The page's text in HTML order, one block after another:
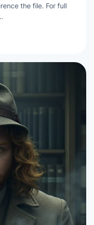
the file. For full